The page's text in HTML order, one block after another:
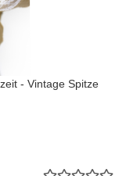
- Vintage Spitze